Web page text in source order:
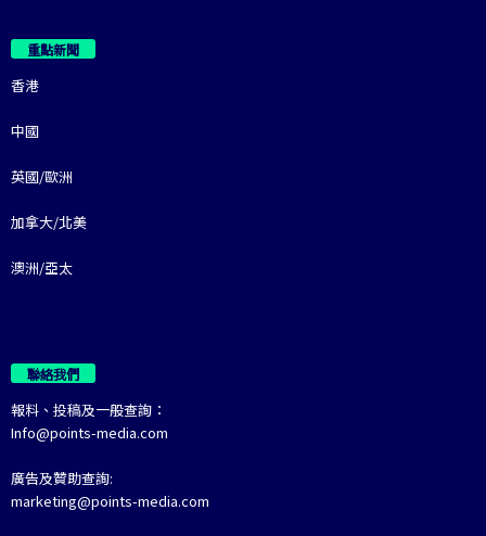
重點新聞
香港
中國
英國/歐洲
加拿大/北美
澳洲/亞太
聯絡我們
報料、投稿及一般查詢：
Info@points-media.com
廣告及贊助查詢:
marketing@points-media.com